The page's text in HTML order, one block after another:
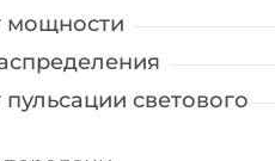
мощности
светового